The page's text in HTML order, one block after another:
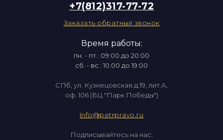
+7(812)317-77-72
Время работы:
сб. - вс.: 10:00 до 19:00
СПб, ул. Кузнецовская д.19, лит.А,
оф. 106 (БЦ "Парк Победы")
info@petrpravo.ru
пн. - пт.: 09:00 до 20:00
Заказать обратный звонок
Подписывайтесь на нас: